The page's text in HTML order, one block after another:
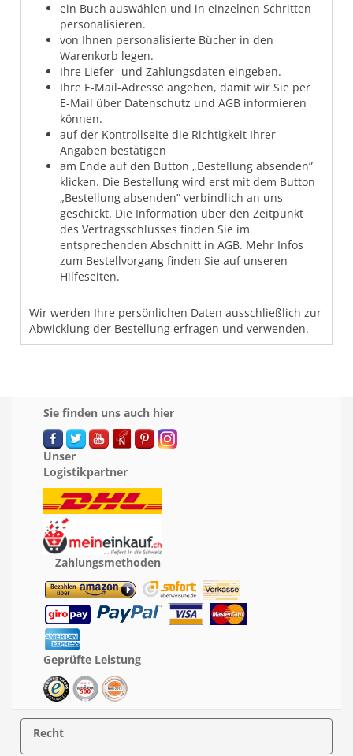
ein Buch auswählen und in einzelnen Schritten
personalisieren.
von Ihnen personalisierte Bücher in den
Warenkorb legen.
Ihre Liefer- und Zahlungsdaten eingeben.
Ihre E-Mail-Adresse angeben, damit wir Sie per
E-Mail über Datenschutz und AGB informieren
können.
auf der Kontrollseite die Richtigkeit Ihrer
Angaben bestätigen
am Ende auf den Button „Bestellung absenden”
klicken. Die Bestellung wird erst mit dem Button
„Bestellung absenden” verbindlich an uns
geschickt. Die Information über den Zeitpunkt
des Vertragsschlusses finden Sie im
entsprechenden Abschnitt in AGB. Mehr Infos
zum Bestellvorgang finden Sie auf unseren
Hilfeseiten.
Wir werden Ihre persönlichen Daten ausschließlich zur
Abwicklung der Bestellung erfragen und verwenden.
Sie finden uns auch hier
Unser
Logistikpartner
Zahlungsmethoden
Geprüfte Leistung
Recht